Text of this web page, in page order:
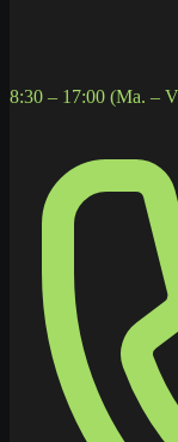
8:30 – 17:00 (Ma. –